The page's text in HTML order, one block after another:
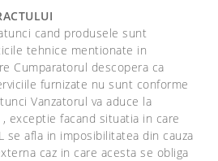
cand produsele sunt
tehnice mentionate in
Cumparatorul descopera ca
furnizate nu sunt conforme
Vanzatorul va aduce la
exceptie facand situatia in care
se afla in imposibilitatea din cauza
caz in care acesta se obliga